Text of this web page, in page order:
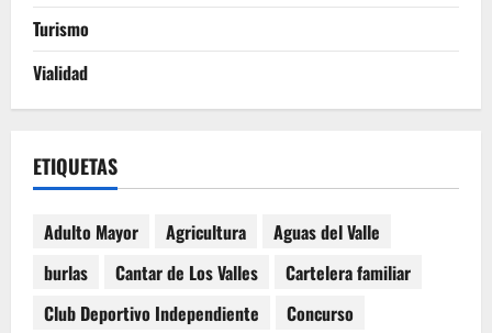
Turismo
Vialidad
ETIQUETAS
Adulto Mayor Agricultura
Aguas del Valle
burlas
Cantar de Los Valles
Cartelera familiar
Club Deportivo Independiente
Concurso